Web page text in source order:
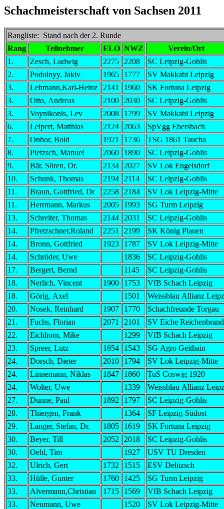
Schachmeisterschaft von Sachsen 2011
Rangliste: Stand nach der 2. Runde
Rang
Teilnehmer ELO NWZ
Verein/Ort
1.
Zesch, Ludwig 2275 2208
SC Leipzig-Gohlis
2.
Podolnyy, Jakiv 1965 1777
SV Makkabi Leipzig
3.
Lehmann,Karl-Heinz 2141 1960
SK Fortuna Leipzig
3.
Otto, Andreas 2100 2030
SC Leipzig-Gohlis
3.
Voynikonis, Lev 2008 1799
SV Makkabi Leipzig
6.
Leipert, Matthias 2124 2063
SpVgg Ebersbach
7.
Onhor, Bold 1921 1736
TSG 1861 Taucha
8.
Pietzsch, Manuel 2060 1890
SC Leipzig-Gohlis
9.
Bär, Sören, Dr. 2134 2027
SV Lok Engelsdorf
10.
Schunk, Thomas 2194 2114
SC Leipzig-Gohlis
11.
Braun, Gottfried, Dr 2258 2184
SV Lok Leipzig-Mitte
11.
Herrmann, Markus 2005 1993
SG Turm Leipzig
13.
Schreiter, Thomas 2144 2031
SC Leipzig-Gohlis
14.
Pfretzschner,Roland 2251 2199
SK König Plauen
14.
Bronn, Gottfried 1923 1787
SV Lok Leipzig-Mitte
14.
Schröder, Uwe 1836
SC Leipzig-Gohlis
17.
Bergert, Bernd 1145
SC Leipzig-Gohlis
18.
Nerlich, Vincent 1900 1753
VfB Schach Leipzig
18.
Görig, Axel 1501
Weissblau Allianz Leipz
20.
Nosek, Reinhard 1907 1770
Schachfreunde Torgau
21.
Fuchs, Florian 2071 2101
SV Eiche Reichenbrand
22.
Eichhorn, Mike 1299
VfB Schach Leipzig
23.
Spreer, Lutz 1654 1543
SG Agro Geithain
24.
Dorsch, Dieter 2010 1794
SV Lok Leipzig-Mitte
24.
Linnemann, Niklas 1847 1860
TuS Coswig 1920
24.
Wolter, Uwe 1339
Weissblau Allianz Leipz
27.
Dunne, Paul 1892 1797
SC Leipzig-Gohlis
28.
Thiergen, Frank 1364
SF Leipzig-Südost
29.
Langer, Stefan, Dr. 1805 1619
SK Fortuna Leipzig
30.
Beyer, Till 2052 2018
SC Leipzig-Gohlis
30.
Oehl, Tim 1927
USV TU Dresden
32.
Ulrich, Gert 1732 1515
ESV Delitzsch
33.
Hülle, Gunter 1760 1425
SG Turm Leipzig
33.
Alvermann,Christian 1715 1569
VfB Schach Leipzig
33.
Neumann, Uwe 1520
SV Lok Leipzig-Mitte